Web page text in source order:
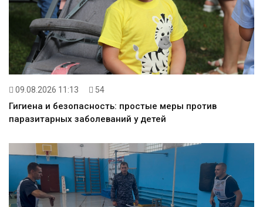
09.08.2026 11:13 54
Гигиена и безопасность: простые меры против
паразитарных заболеваний у детей